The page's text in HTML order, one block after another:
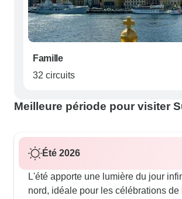
Famille
32 circuits
Meilleure période pour visiter
Été 2026
L'été apporte une lumière du jour
nord, idéale pour les célébrations de